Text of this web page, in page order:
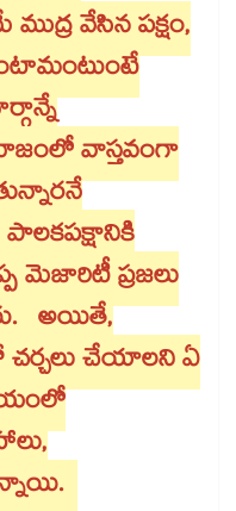
వేసిన పక్షం,
వాస్తవంగా
పాలకపక్షానికి
మెజారిటీ ప్రజలు
అయితే,
చర్చలు చేయాలని ఏ